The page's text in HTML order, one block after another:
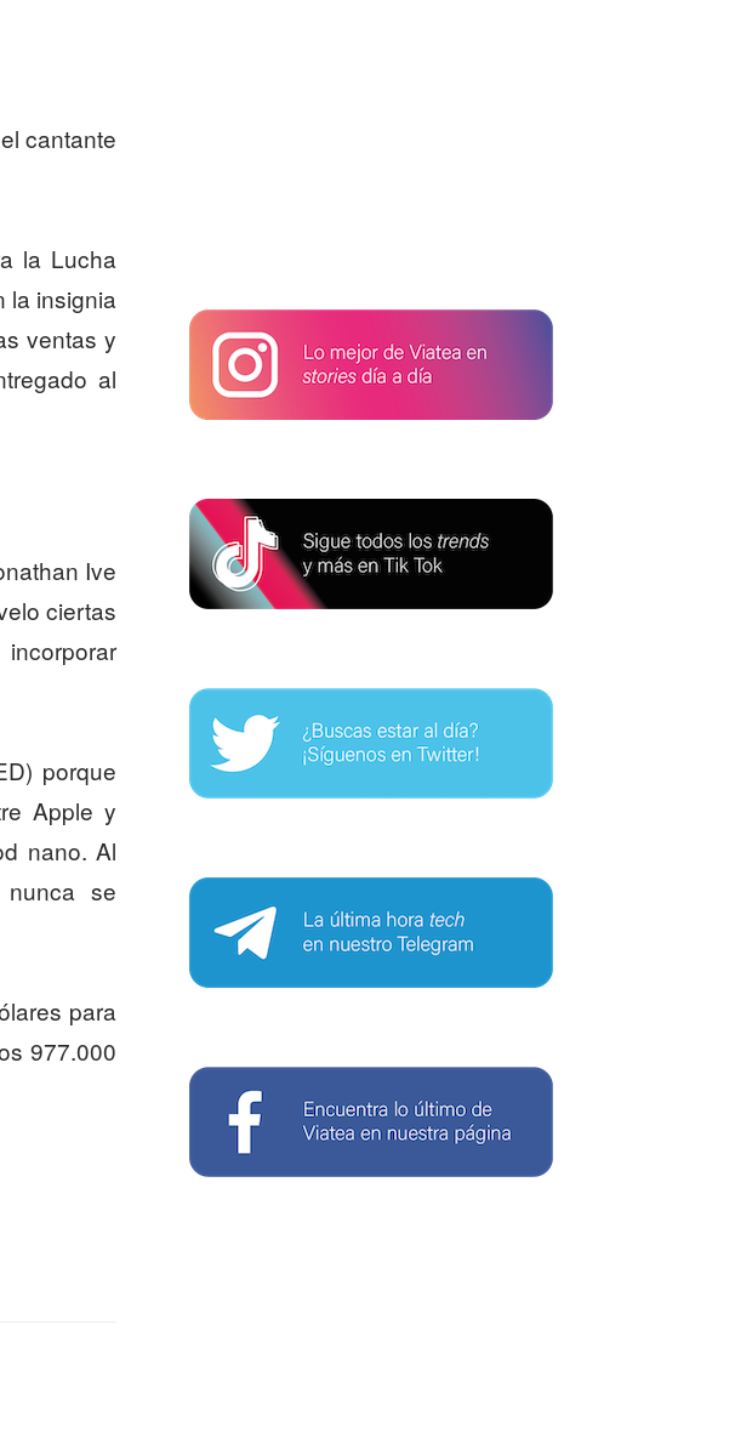
cantante
la Lucha
la insignia
ventas y
al
Ive
ciertas
porque
Apple y
nano. Al
se
para
977.000